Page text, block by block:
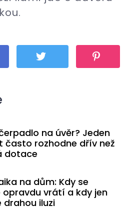
na úvěr? Jeden
často rozhodne dřív než
dotace
na dům: Kdy se
opravdu vrátí a kdy jen
iluzi